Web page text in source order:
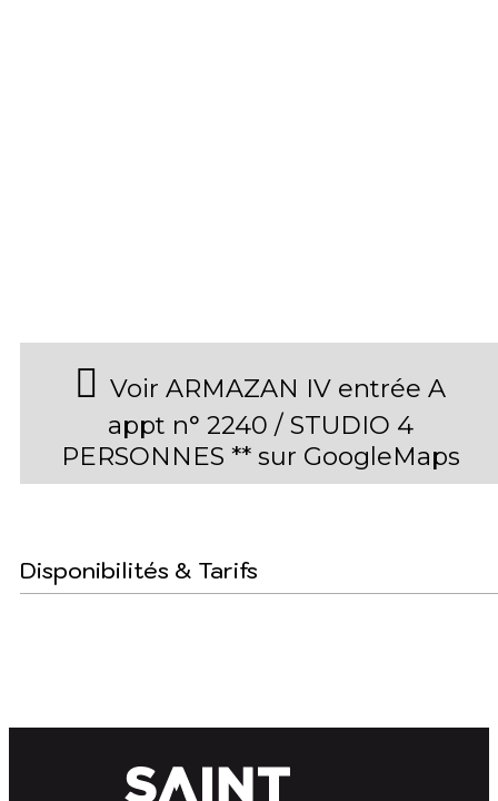
Voir ARMAZAN IV entrée A
appt n° 2240 / STUDIO 4
PERSONNES ** sur GoogleMaps
Disponibilités & Tarifs